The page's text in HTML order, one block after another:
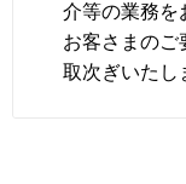
介等の業務を
お客さまのご
取次ぎいたし